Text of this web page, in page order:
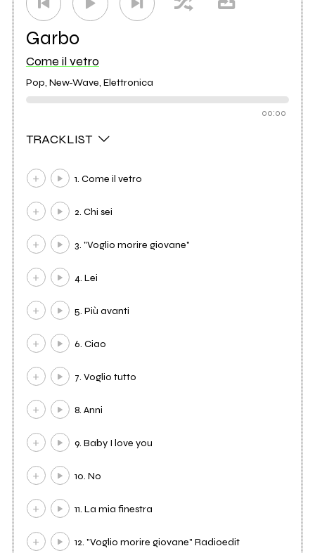
Garbo
Come il vetro
Pop, New-Wave, Elettronica
00:00
TRACKLIST
1. Come il vetro
2. Chi sei
3. "Voglio morire giovane"
4. Lei
5. Più avanti
6. Ciao
7. Voglio tutto
8. Anni
9. Baby I love you
10. No
11. La mia finestra
12. "Voglio morire giovane" Radioedit